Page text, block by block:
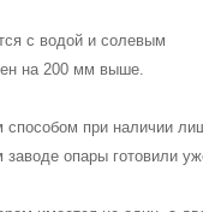
с водой и солевым
на 200 мм выше.
способом при наличии
за­воде опары готовили